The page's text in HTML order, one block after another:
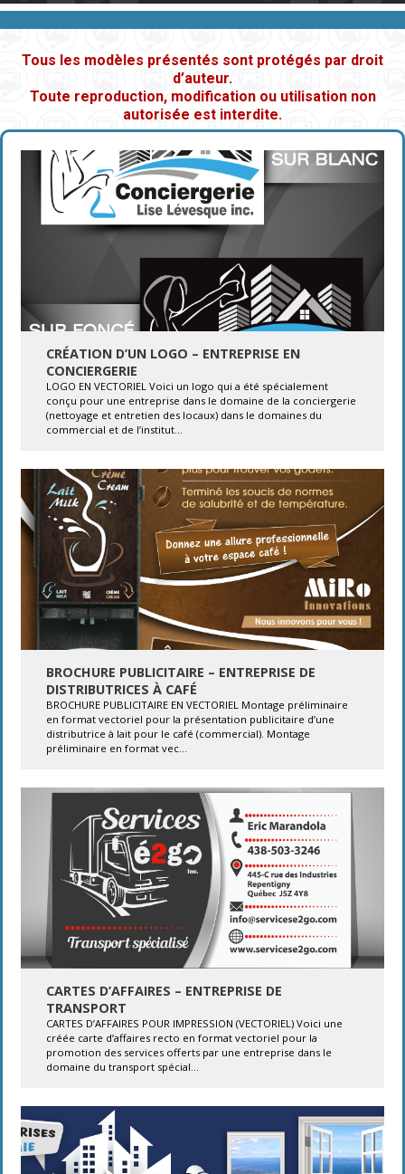
Tous les modèles présentés sont protégés par droit
d’auteur.
Toute reproduction, modification ou utilisation non
autorisée est interdite.
CRÉATION D’UN LOGO – ENTREPRISE EN
CONCIERGERIE
LOGO EN VECTORIEL Voici un logo qui a été spécialement
conçu pour une entreprise dans le domaine de la conciergerie
(nettoyage et entretien des locaux) dans le domaines du
commercial et de l’institut...
BROCHURE PUBLICITAIRE – ENTREPRISE DE
DISTRIBUTRICES À CAFÉ
BROCHURE PUBLICITAIRE EN VECTORIEL Montage préliminaire
en format vectoriel pour la présentation publicitaire d’une
distributrice à lait pour le café (commercial). Montage
préliminaire en format vec...
CARTES D’AFFAIRES – ENTREPRISE DE
TRANSPORT
CARTES D’AFFAIRES POUR IMPRESSION (VECTORIEL) Voici une
créée carte d’affaires recto en format vectoriel pour la
promotion des services offerts par une entreprise dans le
domaine du transport spécial...